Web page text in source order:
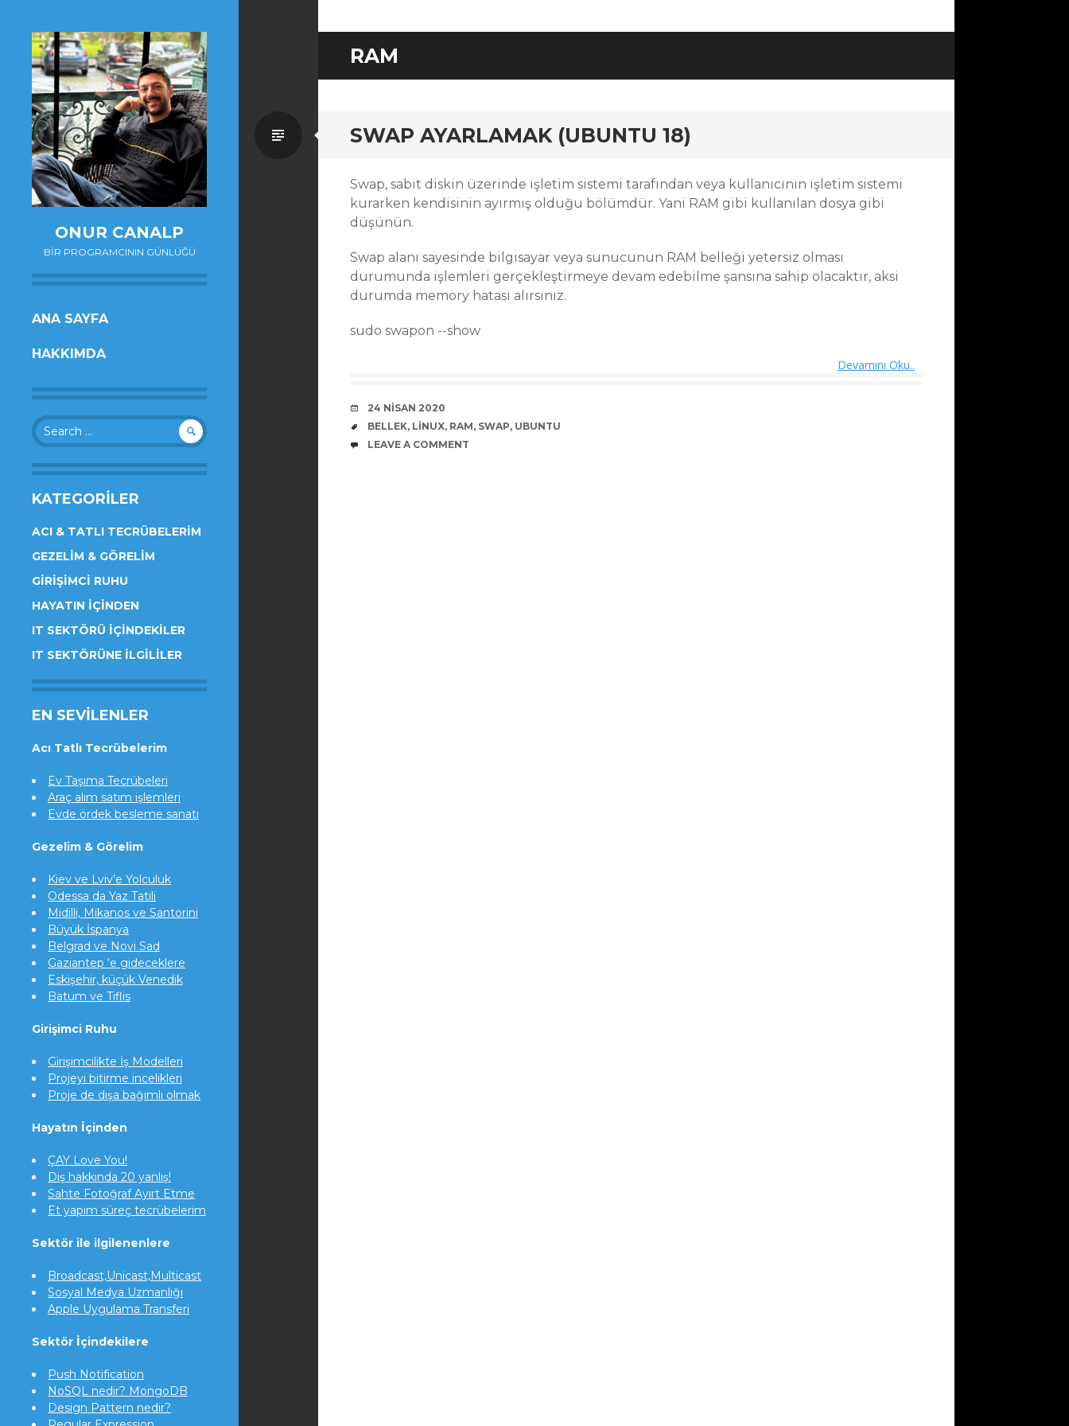
ONUR CANALP
BIR PROGRAMCININ GÜNLÜĞÜ
SKIP
CONTENT
ANA SAYFA
HAKKIMDA
Search
for:
KATEGORILER
ACI & TATLI TECRÜBELERIM
GEZELIM & GÖRELIM
GIRIŞIMCI RUHU
HAYATIN İÇINDEN
IT SEKTÖRÜ İÇINDEKILER
IT SEKTÖRÜNE İLGILILER
EN SEVILENLER
Acı Tatlı Tecrübelerim
Ev Taşıma Tecrübeleri
Araç alım satım işlemleri
Evde ördek besleme sanatı
Gezelim & Görelim
Kiev ve Lviv’e Yolculuk
Odessa da Yaz Tatili
Midilli, Mikanos ve Santorini
Büyük İspanya
Belgrad ve Novi Sad
Gaziantep ‘e gideceklere
Eskişehir, küçük Venedik
Batum ve Tiflis
Girişimci Ruhu
Girişimcilikte İş Modelleri
Projeyi bitirme incelikleri
Proje de dışa bağımlı olmak
Hayatın İçinden
ÇAY Love You!
Diş hakkında 20 yanlış!
Sahte Fotoğraf Ayırt Etme
Et yapım süreç tecrübelerim
Sektör ile ilgilenenlere
Broadcast,Unicast,Multicast
Sosyal Medya Uzmanlığı
Apple Uygulama Transferi
Sektör İçindekilere
Push Notification
NoSQL nedir? MongoDB
Design Pattern nedir?
RAM
SWAP AYARLAMAK (UBUNTU 18)
Standard
Swap, sabit diskin üzerinde işletim sistemi tarafından veya kullanıcının işletim sistemi
kurarken kendisinin ayırmış olduğu bölümdür. Yani RAM gibi kullanılan dosya gibi
düşünün.
Swap alanı sayesinde bilgisayar veya sunucunun RAM belleği yetersiz olması
durumunda işlemleri gerçekleştirmeye devam edebilme şansına sahip olacaktır, aksi
durumda memory hatası alırsınız.
sudo swapon --show
Devamını Oku..
DATE
24 NISAN 2020
TAGS
BELLEK, LINUX, RAM, SWAP, UBUNTU
COMMENTS
LEAVE A COMMENT